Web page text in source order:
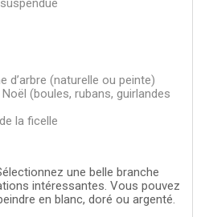
d’arbre (naturelle ou peinte)
(boules, rubans, guirlandes
la ficelle
une belle branche
intéressantes. Vous pouvez
en blanc, doré ou argenté.